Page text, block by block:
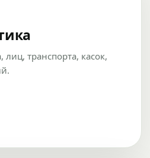
транспорта, касок,